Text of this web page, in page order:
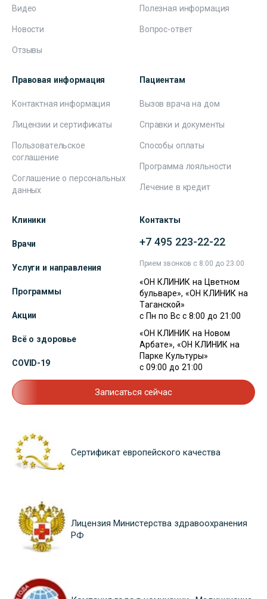
Видео
Новости
Отзывы
Полезная информация
Вопрос-ответ
Правовая информация
Контактная информация
Лицензии и сертификаты
Пользовательское
соглашение
Соглашение о персональных
данных
Пациентам
Вызов врача на дом
Справки и документы
Способы оплаты
Программа лояльности
Лечение в кредит
Клиники
Врачи
Услуги и направления
Программы
Акции
Всё о здоровье
COVID-19
Контакты
+7 495 223-22-22
Прием звонков с 8:00 до 23:00
«ОН КЛИНИК на Цветном
бульваре», «ОН КЛИНИК на
Таганской»
с Пн по Вс с 8:00 до 21:00
«ОН КЛИНИК на Новом
Арбате», «ОН КЛИНИК на
Парке Культуры»
с 09:00 до 21:00
Записаться сейчас
Сертификат европейского качества
Лицензия Министерства здравоохранения
РФ